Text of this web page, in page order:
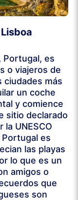
Portugal, es
o viajeros de
ciudades más
un coche
y comience
sitio declarado
la UNESCO
es
las playas
lo que es un
amigos o
que
son